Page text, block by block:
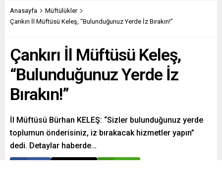
Anasayfa
Müftülükler
Çankırı İl Müftüsü Keleş, “Bulunduğunuz Yerde İz Bırakın!”
Çankırı İl Müftüsü Keleş,
“Bulunduğunuz Yerde İz
Bırakın!”
İl Müftüsü Bürhan KELEŞ: “Sizler bulunduğunuz yerde
toplumun önderisiniz, iz bırakacak hizmetler yapın”
dedi. Detaylar haberde…